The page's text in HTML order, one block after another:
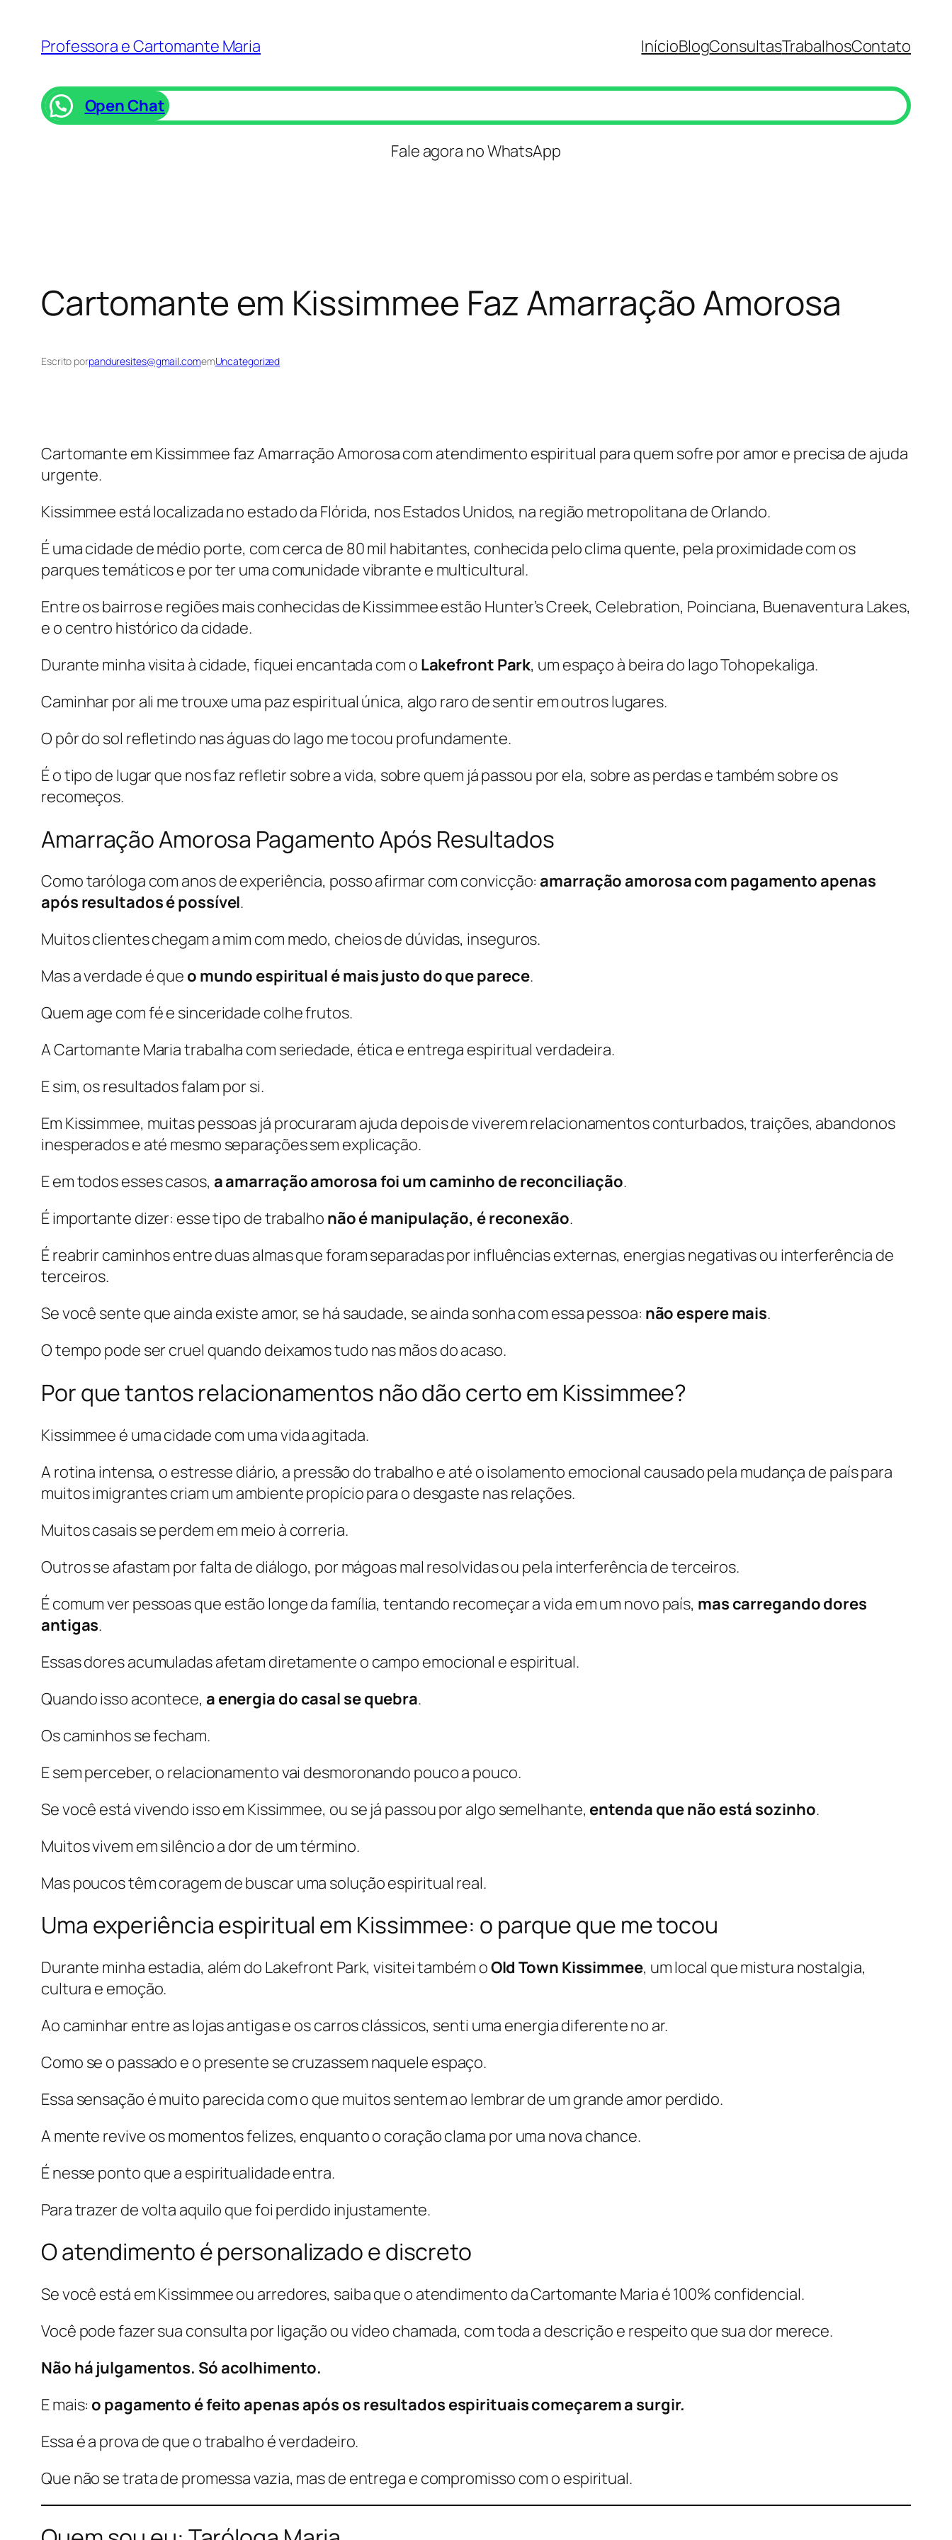
Professora e Cartomante Maria InícioBlogConsultasTrabalhosContato
Open Chat
Fale agora no WhatsApp
Cartomante em Kissimmee Faz Amarração Amorosa
Escrito porpanduresites@gmail.comemUncategorized
Cartomante em Kissimmee faz Amarração Amorosa com atendimento espiritual para quem sofre por amor e precisa de ajuda
urgente.
Kissimmee está localizada no estado da Flórida, nos Estados Unidos, na região metropolitana de Orlando.
É uma cidade de médio porte, com cerca de 80 mil habitantes, conhecida pelo clima quente, pela proximidade com os
parques temáticos e por ter uma comunidade vibrante e multicultural.
Entre os bairros e regiões mais conhecidas de Kissimmee estão Hunter’s Creek, Celebration, Poinciana, Buenaventura Lakes,
e o centro histórico da cidade.
Durante minha visita à cidade, fiquei encantada com o Lakefront Park, um espaço à beira do lago Tohopekaliga.
Caminhar por ali me trouxe uma paz espiritual única, algo raro de sentir em outros lugares.
O pôr do sol refletindo nas águas do lago me tocou profundamente.
É o tipo de lugar que nos faz refletir sobre a vida, sobre quem já passou por ela, sobre as perdas e também sobre os
recomeços.
Amarração Amorosa Pagamento Após Resultados
Como taróloga com anos de experiência, posso afirmar com convicção:amarração amorosa com pagamento apenas
após resultados é possível.
Muitos clientes chegam a mim com medo, cheios de dúvidas, inseguros.
Mas a verdade é que o mundo espiritual é mais justo do que parece.
Quem age com fé e sinceridade colhe frutos.
A Cartomante Maria trabalha com seriedade, ética e entrega espiritual verdadeira.
E sim, os resultados falam por si.
Em Kissimmee, muitas pessoas já procuraram ajuda depois de viverem relacionamentos conturbados, traições, abandonos
inesperados e até mesmo separações sem explicação.
E em todos esses casos, a amarração amorosa foi um caminho de reconciliação.
É importante dizer: esse tipo de trabalho não é manipulação, é reconexão.
É reabrir caminhos entre duas almas que foram separadas por influências externas, energias negativas ou interferência de
terceiros.
Se você sente que ainda existe amor, se há saudade, se ainda sonha com essa pessoa: não espere mais.
O tempo pode ser cruel quando deixamos tudo nas mãos do acaso.
Por que tantos relacionamentos não dão certo em Kissimmee?
Kissimmee é uma cidade com uma vida agitada.
A rotina intensa, o estresse diário, a pressão do trabalho e até o isolamento emocional causado pela mudança de país para
muitos imigrantes criam um ambiente propício para o desgaste nas relações.
Muitos casais se perdem em meio à correria.
Outros se afastam por falta de diálogo, por mágoas mal resolvidas ou pela interferência de terceiros.
É comum ver pessoas que estão longe da família, tentando recomeçar a vida em um novo país, mas carregando dores
antigas.
Essas dores acumuladas afetam diretamente o campo emocional e espiritual.
Quando isso acontece, a energia do casal se quebra.
Os caminhos se fecham.
E sem perceber, o relacionamento vai desmoronando pouco a pouco.
Se você está vivendo isso em Kissimmee, ou se já passou por algo semelhante, entenda que não está sozinho.
Muitos vivem em silêncio a dor de um término.
Mas poucos têm coragem de buscar uma solução espiritual real.
Uma experiência espiritual em Kissimmee: o parque que me tocou
Durante minha estadia, além do Lakefront Park, visitei também oOld Town Kissimmee, um local que mistura nostalgia,
cultura e emoção.
Ao caminhar entre as lojas antigas e os carros clássicos, senti uma energia diferente no ar.
Como se o passado e o presente se cruzassem naquele espaço.
Essa sensação é muito parecida com o que muitos sentem ao lembrar de um grande amor perdido.
A mente revive os momentos felizes, enquanto o coração clama por uma nova chance.
É nesse ponto que a espiritualidade entra.
Para trazer de volta aquilo que foi perdido injustamente.
O atendimento é personalizado e discreto
Se você está em Kissimmee ou arredores, saiba que o atendimento da Cartomante Maria é 100% confidencial.
Você pode fazer sua consulta por ligação ou vídeo chamada, com toda a descrição e respeito que sua dor merece.
Não há julgamentos. Só acolhimento.
E mais: o pagamento é feito apenas após os resultados espirituais começarem a surgir.
Essa é a prova de que o trabalho é verdadeiro.
Que não se trata de promessa vazia, mas de entrega e compromisso com o espiritual.